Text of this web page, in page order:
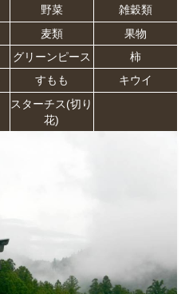
野菜
雑穀類
麦類
果物
グリーンピース
柿
すもも
キウイ
スターチス(切り
花)